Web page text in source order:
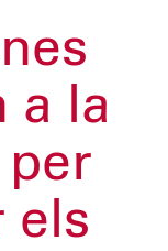
a la
els